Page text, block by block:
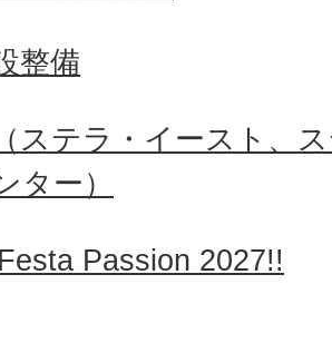
整備
ステラ・イースト、
ター）
Passion 2027!!